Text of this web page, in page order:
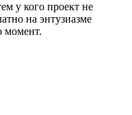
у кого проект не
на энтузиазме
момент.